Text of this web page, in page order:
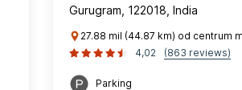
Gurugram, 122018, India
27.88 mil (44.87 km) od centrum
4,02
(863 reviews)
Parking